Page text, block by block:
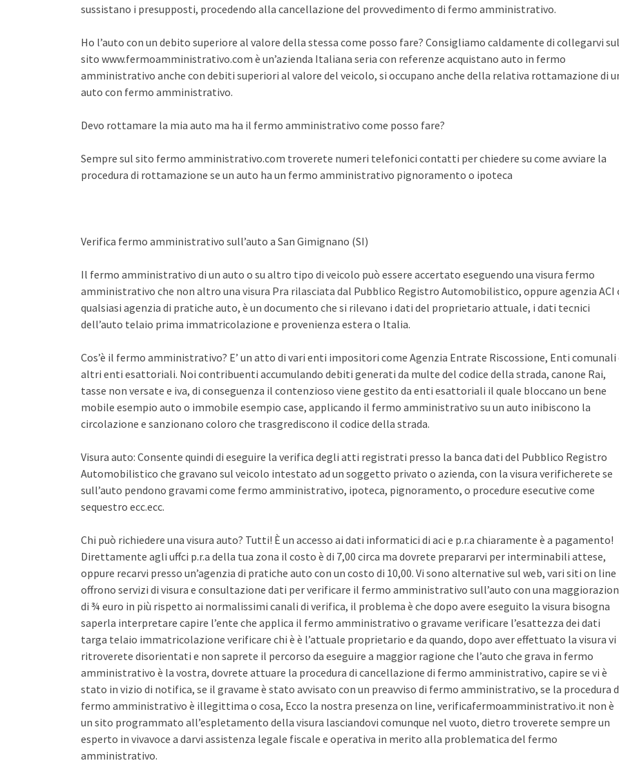
sussistano i presupposti, procedendo alla cancellazione del provvedimento di fermo amministrativo.
Ho l’auto con un debito superiore al valore della stessa come posso fare? Consigliamo caldamente di collegarvi sul
sito www.fermoamministrativo.com è un’azienda Italiana seria con referenze acquistano auto in fermo
amministrativo anche con debiti superiori al valore del veicolo, si occupano anche della relativa rottamazione di
auto con fermo amministrativo.
Devo rottamare la mia auto ma ha il fermo amministrativo come posso fare?
Sempre sul sito fermo amministrativo.com troverete numeri telefonici contatti per chiedere su come avviare la
procedura di rottamazione se un auto ha un fermo amministrativo pignoramento o ipoteca
Verifica fermo amministrativo sull’auto a San Gimignano (SI)
Il fermo amministrativo di un auto o su altro tipo di veicolo può essere accertato eseguendo una visura fermo
amministrativo che non altro una visura Pra rilasciata dal Pubblico Registro Automobilistico, oppure agenzia ACI
qualsiasi agenzia di pratiche auto, è un documento che si rilevano i dati del proprietario attuale, i dati tecnici
dell’auto telaio prima immatricolazione e provenienza estera o Italia.
Cos’è il fermo amministrativo? E’ un atto di vari enti impositori come Agenzia Entrate Riscossione, Enti comunali
altri enti esattoriali. Noi contribuenti accumulando debiti generati da multe del codice della strada, canone Rai,
tasse non versate e iva, di conseguenza il contenzioso viene gestito da enti esattoriali il quale bloccano un bene
mobile esempio auto o immobile esempio case, applicando il fermo amministrativo su un auto inibiscono la
circolazione e sanzionano coloro che trasgrediscono il codice della strada.
Visura auto: Consente quindi di eseguire la verifica degli atti registrati presso la banca dati del Pubblico Registro
Automobilistico che gravano sul veicolo intestato ad un soggetto privato o azienda, con la visura verificherete se
sull’auto pendono gravami come fermo amministrativo, ipoteca, pignoramento, o procedure esecutive come
sequestro ecc.ecc.
Chi può richiedere una visura auto? Tutti! È un accesso ai dati informatici di aci e p.r.a chiaramente è a pagamento!
Direttamente agli uffci p.r.a della tua zona il costo è di 7,00 circa ma dovrete prepararvi per interminabili attese,
oppure recarvi presso un’agenzia di pratiche auto con un costo di 10,00. Vi sono alternative sul web, vari siti on line
offrono servizi di visura e consultazione dati per verificare il fermo amministrativo sull’auto con una
di ¾ euro in più rispetto ai normalissimi canali di verifica, il problema è che dopo avere eseguito la visura bisogna
saperla interpretare capire l’ente che applica il fermo amministrativo o gravame verificare l’esattezza dei dati
targa telaio immatricolazione verificare chi è è l’attuale proprietario e da quando, dopo aver effettuato la visura vi
ritroverete disorientati e non saprete il percorso da eseguire a maggior ragione che l’auto che grava in fermo
amministrativo è la vostra, dovrete attuare la procedura di cancellazione di fermo amministrativo, capire se vi è
stato in vizio di notifica, se il gravame è stato avvisato con un preavviso di fermo amministrativo, se la procedura
fermo amministrativo è illegittima o cosa, Ecco la nostra presenza on line, verificafermoamministrativo.it non è
un sito programmato all’espletamento della visura lasciandovi comunque nel vuoto, dietro troverete sempre un
esperto in vivavoce a darvi assistenza legale fiscale e operativa in merito alla problematica del fermo
amministrativo.